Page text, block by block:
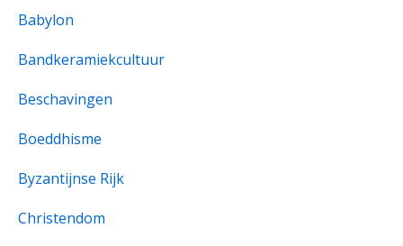
Babylon
Bandkeramiekcultuur
Beschavingen
Boeddhisme
Byzantijnse Rijk
Christendom